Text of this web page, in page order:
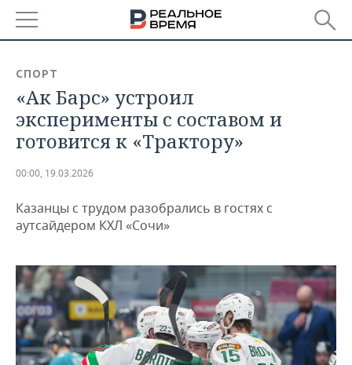
БАШКОРТОСТАН
ТАТАРСТАН
НОВОСТИ
АНАЛИТИКА
ДЕКЛАРАЦИИ О ДОХОДАХ
КОРОЛИ ГОСЗАКАЗА ПФО
ВУЗЫ ТАТАРСТАНА
КОМУ ПРИНАДЛЕЖАТ
ТОРГОВЫЕ ЦЕНТРЫ
ТАТАРСТАНА
НОВОСТИ ЭКОНОМИКИ
ФИНАНСЫ
БАНКИ
БЮДЖЕТ
ИНВЕСТИЦИИ
ПРОМЫШЛЕННОСТЬ
НОВОСТИ
АГРОПРОМ
МАШИНОСТРОЕНИЕ
НЕФТЕХИМИЯ
НЕДВИЖИМОСТЬ
НОВОСТИ НЕДВИЖИМОСТИ
АВТО
НОВОСТИ АВТО
БИЗНЕС
НОВОСТИ БИЗНЕСА
ТЕХНОЛОГИИ
СПОРТ
«Ак Барс» устроил
эксперименты с составом и
готовится к «Трактору»
00:00, 19.03.2026
Казанцы с трудом разобрались в гостях с
аутсайдером КХЛ «Сочи»